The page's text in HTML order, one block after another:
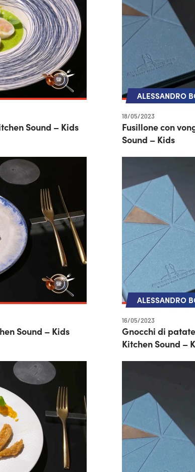
Sound – Kids
ALESSANDRO
18/05/2023
Fusillone con
Sound – Kids
Sound – Kids
ALESSANDRO
16/05/2023
Gnocchi di
Kitchen Sound –